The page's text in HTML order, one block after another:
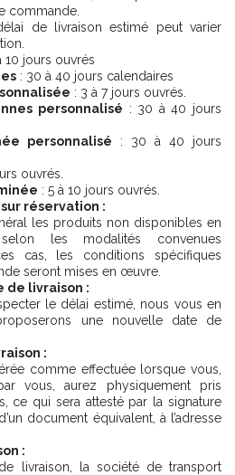
commande.
de livraison estimé peut varier
10 jours ouvrés
: 30 à 40 jours calendaires
: 3 à 7 jours ouvrés.
personnalisé : 30 à 40 jours
personnalisé : 30 à 40 jours
ouvrés.
: 5 à 10 jours ouvrés.
réservation :
les produits non disponibles en
les modalités convenues
cas, les conditions spécifiques
seront mises en œuvre.
de livraison :
le délai estimé, nous vous en
une nouvelle date de
:
comme effectuée lorsque vous,
vous, aurez physiquement pris
ce qui sera attesté par la signature
document équivalent, à l’adresse
:
livraison, la société de transport